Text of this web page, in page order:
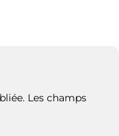
Les champs